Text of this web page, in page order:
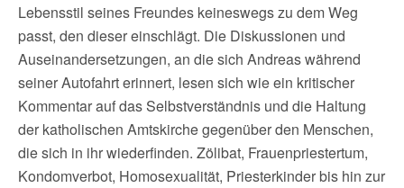
Lebensstil seines Freundes keineswegs zu dem Weg
passt, den dieser einschlägt. Die Diskussionen und
Auseinandersetzungen, an die sich Andreas während
seiner Autofahrt erinnert, lesen sich wie ein kritischer
Kommentar auf das Selbstverständnis und die Haltung
der katholischen Amtskirche gegenüber den Menschen,
die sich in ihr wiederfinden. Zölibat, Frauenpriestertum,
Kondomverbot, Homosexualität, Priesterkinder bis hin zur